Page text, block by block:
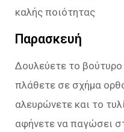
καλής ποιότητας
Παρασκευή
Δουλεύετε το
πλάθετε σε σχήμα
αλευρώνετε και το
αφήνετε να παγώσει